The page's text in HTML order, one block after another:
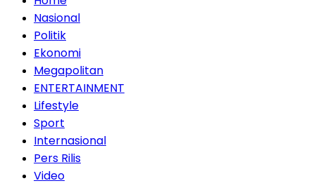
Nasional
Politik
Ekonomi
Megapolitan
ENTERTAINMENT
Lifestyle
Sport
Internasional
Pers Rilis
Video